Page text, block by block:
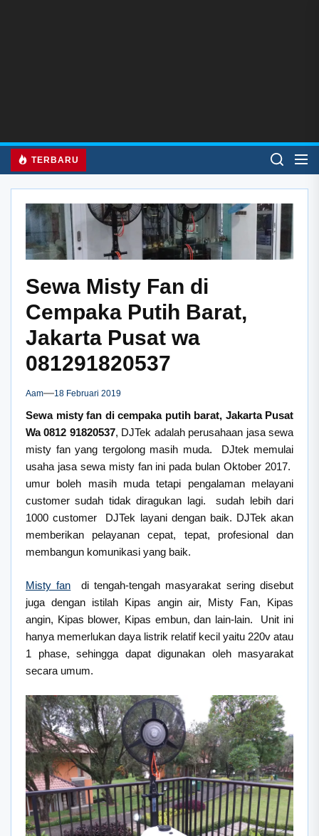
TERBARU
Sewa Misty Fan di
Cempaka Putih Barat,
Jakarta Pusat wa
081291820537
Aam 18 Februari 2019
Sewa misty fan di cempaka putih barat, Jakarta Pusat
Wa 0812 91820537, DJTek adalah perusahaan jasa sewa
misty fan yang tergolong masih muda. DJtek memulai
usaha jasa sewa misty fan ini pada bulan Oktober 2017.
umur boleh masih muda tetapi pengalaman melayani
customer sudah tidak diragukan lagi. sudah lebih dari
1000 customer DJTek layani dengan baik. DJTek akan
memberikan pelayanan cepat, tepat, profesional dan
membangun komunikasi yang baik.
Misty fan di tengah-tengah masyarakat sering disebut
juga dengan istilah Kipas angin air, Misty Fan, Kipas
angin, Kipas blower, Kipas embun, dan lain-lain. Unit ini
hanya memerlukan daya listrik relatif kecil yaitu 220v atau
1 phase, sehingga dapat digunakan oleh masyarakat
secara umum.